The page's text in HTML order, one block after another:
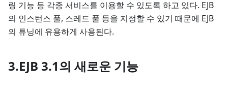
링 기능 등 각종 서비스를 이용할 수 있도록 하고 있다. EJB
의 인스턴스 풀, 스레드 풀 등을 지정할 수 있기 때문에 EJB
의 튜닝에 유용하게 사용된다.
3.EJB 3.1의 새로운 기능